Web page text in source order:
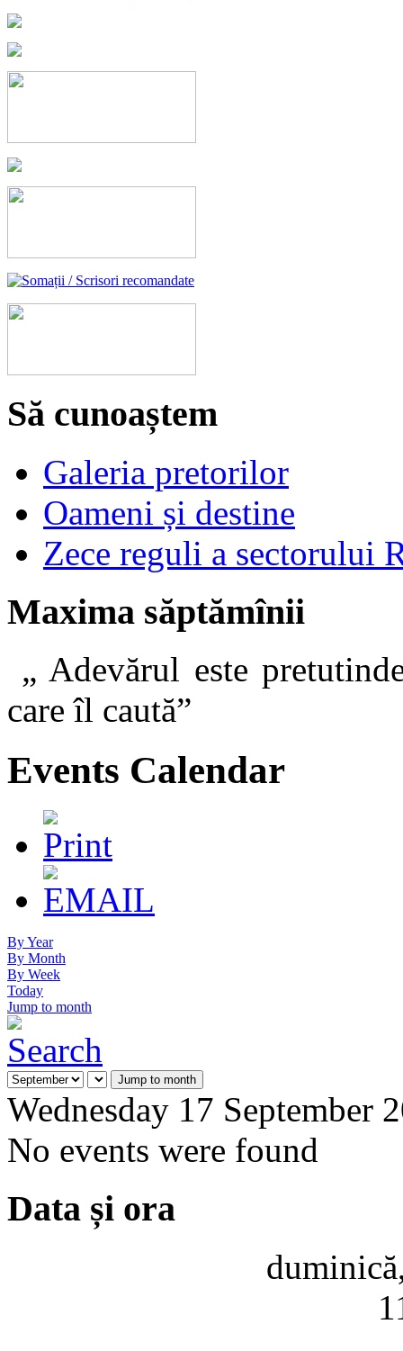
Să cunoaștem
Galeria pretorilor
Oameni și destine
Zece reguli a sectorului
Maxima săptămînii
„ Adevărul este
care îl
Events Calendar
By Year
By Month
By Week
Today
Jump to month
Jump to month
Wednesday 17 September
No events were found
Data și ora